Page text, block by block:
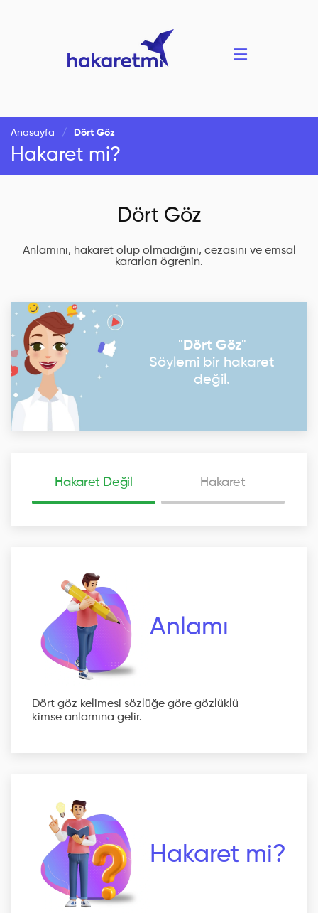
Anasayfa Dört Göz
Hakaret mi?
Dört Göz
Anlamını, hakaret olup olmadığını, cezasını ve emsal
kararları ögrenin.
"Dört Göz"
Söylemi bir hakaret
değil.
Hakaret Değil Hakaret
Anlamı
Dört göz kelimesi sözlüğe göre gözlüklü
kimse anlamına gelir.
Hakaret mi?